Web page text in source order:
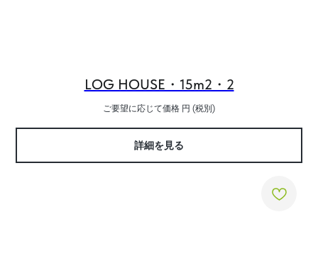
LOG HOUSE・15m2・2
ご要望に応じて価格 円 (税別)
詳細を見る